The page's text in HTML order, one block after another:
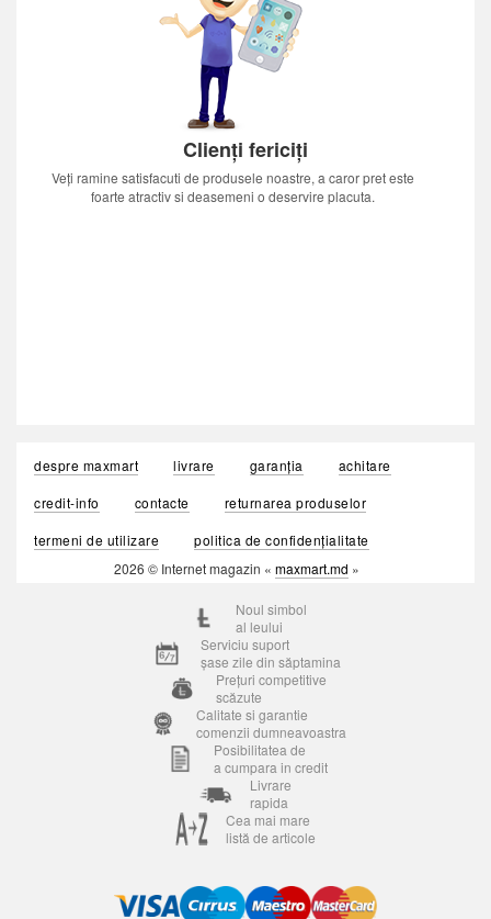
Clienți fericiți
Veți ramine satisfacuti de produsele noastre, a caror pret este
foarte atractiv si deasemeni o deservire placuta.
despre maxmart livrare garanția
achitare
credit-info
contacte
returnarea produselor
termeni de utilizare
politica de confidențialitate
2026 © Internet magazin « maxmart.md »
Noul simbol
al leului
Serviciu suport
șase zile din săptamina
Prețuri competitive
scăzute
Calitate si garantie
comenzii dumneavoastra
Posibilitatea de
a cumpara in credit
Livrare
rapida
Cea mai mare
listă de articole